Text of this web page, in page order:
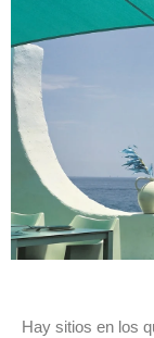
Hay sitios en los